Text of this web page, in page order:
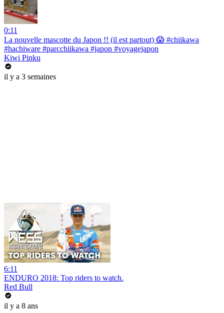
0:11
La nouvelle mascotte du Japon !! (il est partout) 😱 #chiikawa
#hachiware #parcchiikawa #japon #voyagejapon
Kiwi Pinku
il y a 3 semaines
6:11
ENDURO 2018: Top riders to watch.
Red Bull
il y a 8 ans